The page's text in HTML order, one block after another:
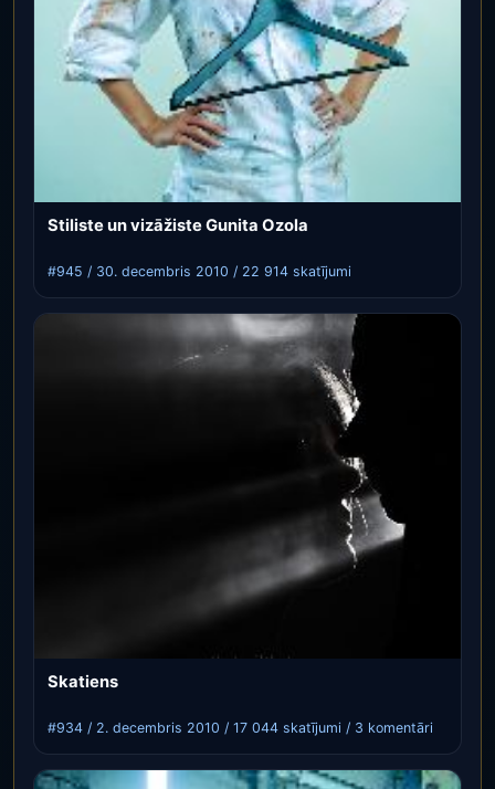
Stiliste un vizāžiste Gunita Ozola
#945 / 30. decembris 2010 / 22 914 skatījumi
Skatiens
#934 / 2. decembris 2010 / 17 044 skatījumi / 3 komentāri